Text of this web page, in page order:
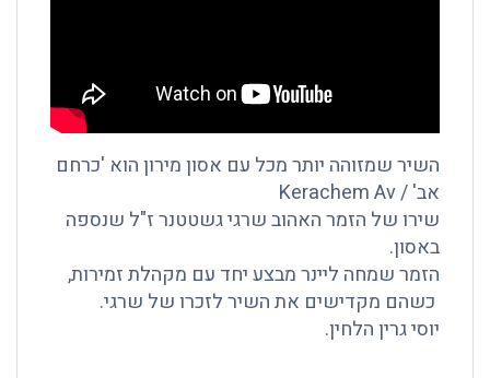
השיר שמזוהה יותר מכל עם אסון מירון הוא 'כרחם
אב' / Kerachem Av
שירו של הזמר האהוב שרגי גשטטנר ז"ל שנספה
באסון.
הזמר שמחה ליינר מבצע יחד עם מקהלת זמירות,
כשהם מקדישים את השיר לזכרו של שרגי.
יוסי גרין הלחין.